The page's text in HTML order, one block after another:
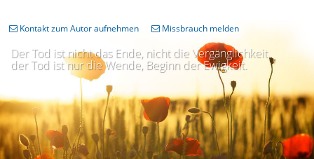
Der Tod ist nicht das Ende, nicht die Vergänglichkeit,
der Tod ist nur die Wende, Beginn der Ewigkeit.
Kontakt zum Autor aufnehmen Missbrauch melden